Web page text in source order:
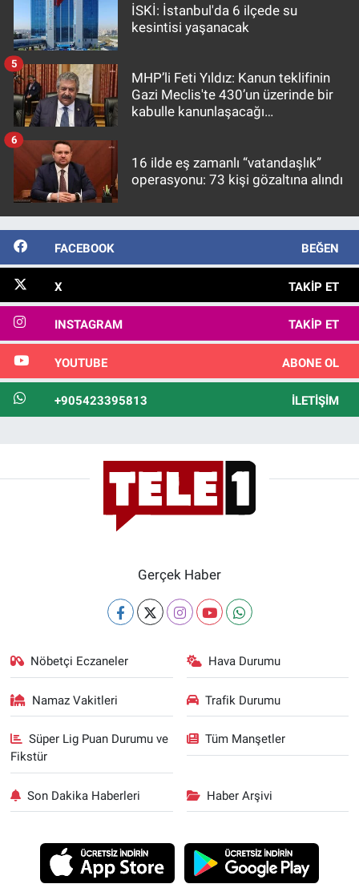
İSKİ: İstanbul'da 6 ilçede su
kesintisi yaşanacak
MHP’li Feti Yıldız: Kanun teklifinin
Gazi Meclis'te 430’un üzerinde bir
kabulle kanunlaşacağı
5
16 ilde eş zamanlı “vatandaşlık”
operasyonu: 73 kişi gözaltına alındı
6
FACEBOOK BEĞEN
X TAKIP ET
INSTAGRAM TAKIP ET
YOUTUBE ABONE OL
+905423395813 İLETIŞIM
Gerçek Haber
Nöbetçi Eczaneler Hava Durumu
Namaz Vakitleri Trafik Durumu
Süper Lig Puan Durumu ve
Fikstür
Tüm Manşetler
Son Dakika Haberleri Haber Arşivi